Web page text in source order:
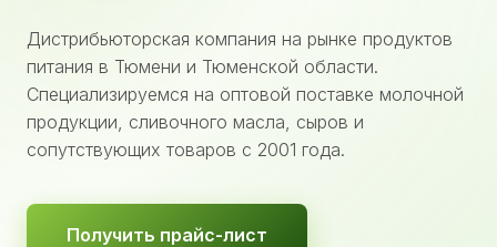
Дистрибьюторская компания на рынке продуктов
питания в Тюмени и Тюменской области.
Специализируемся на оптовой поставке молочной
продукции, сливочного масла, сыров и
сопутствующих товаров с 2001 года.
Получить прайс-лист